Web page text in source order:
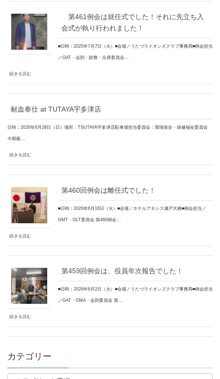
第461例会は就任式でした！それに先立ち入
会式が執り行われました！
■日時：2025年7月7日（火）■会場／うたづライオンズクラブ事務局■例会担当
／GAT・会則・財務・出席委員会…
続きを読む
献血奉仕 at TUTAYA宇多津店
日時：2026年6月28日（日）場所：TSUTAYA宇多津店駐車場担当委員会：環境保全・保健福祉委員会
今期最…
続きを読む
第460回例会は離任式でした！
■日時：2026年6月16日（火）■会場／ホテルアネシス瀬戸大橋■例会担当／
GMT・GLT委員会 第460例会…
続きを読む
第459回例会は、役員年次報告でした！
■日時：2026年6月2日（火）■会場／うたづライオンズクラブ事務局■例会担当
／GAT・GMA・会則委員会 第…
続きを読む
カテゴリー